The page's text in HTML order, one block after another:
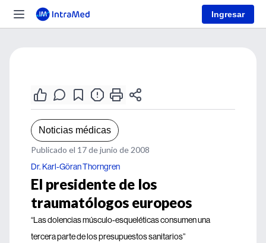
Ingresar
Noticias médicas
Publicado el 17 de junio de 2008
Dr. Karl-Göran Thorngren
El presidente de los
traumatólogos europeos
“Las dolencias músculo-esqueléticas consumen una
tercera parte de los presupuestos sanitarios”